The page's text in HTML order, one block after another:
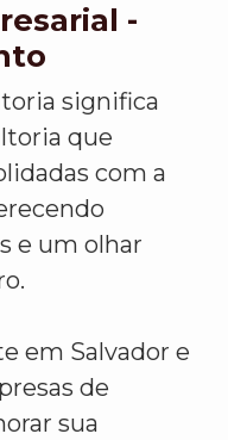
-
significa
que
com a
e um olhar
em Salvador e
de
sua